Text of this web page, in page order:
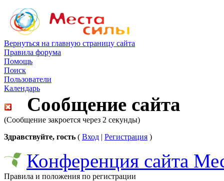
Вернуться на главную страницу сайта
Правила форума
Помощь
Поиск
Пользователи
Календарь
Сообщение сайта
(Сообщение закроется через 2 секунды)
Здравствуйте, гость ( Вход | Регистрация )
Конференция сайта
Правила и положения по регистрации